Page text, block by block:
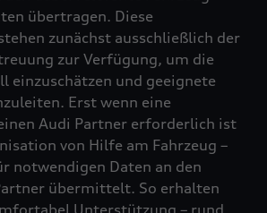
übertragen. Diese
zunächst ausschließlich der
zur Verfügung, um die
einzuschätzen und geeignete
Erst wenn eine
Audi Partner erforderlich ist
von Hilfe am Fahrzeug –
notwendigen Daten an den
übermittelt. So erhalten